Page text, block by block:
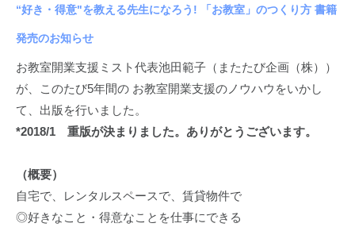
“好き・得意"を教える先生になろう! 「お教室」のつくり方 書籍
発売のお知らせ
お教室開業支援ミスト代表池田範子（またたび企画（株））
が、このたび5年間の お教室開業支援のノウハウをいかし
て、出版を行いました。
*2018/1 重版が決まりました。ありがとうございます。
（概要）
自宅で、レンタルスペースで、賃貸物件で
◎好きなこと・得意なことを仕事にできる